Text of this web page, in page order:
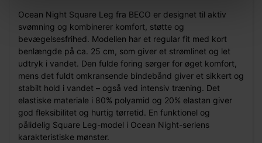
Ocean Night Square Leg fra BECO er designet til aktiv
svømning og kombinerer komfort, støtte og
bevægelsesfrihed. Modellen har et regular fit med kort
benlængde på ca. 25 cm, som giver et strømlinet og let
udtryk i vandet. Den fulde foring sørger for øget komfort,
mens det fuldt omkransende bindebånd giver et sikkert og
stabilt hold i vandet – også ved intensiv træning. Det
elastiske materiale i 80% polyamid og 20% elastan giver
god fleksibilitet og hurtig tørretid. En funktionel og
pålidelig Square Leg-model i Ocean Night-seriens
karakteristiske mønster.